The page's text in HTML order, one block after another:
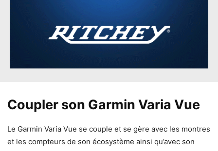
Coupler son Garmin Varia Vue
Le Garmin Varia Vue se couple et se gère avec les montres
et les compteurs de son écosystème ainsi qu’avec son